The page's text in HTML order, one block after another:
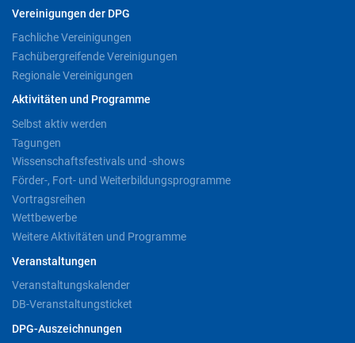
Vereinigungen der DPG
Fachliche Vereinigungen
Fachübergreifende Vereinigungen
Regionale Vereinigungen
Aktivitäten und Programme
Selbst aktiv werden
Tagungen
Wissenschaftsfestivals und -shows
Förder-, Fort- und Weiterbildungsprogramme
Vortragsreihen
Wettbewerbe
Weitere Aktivitäten und Programme
Veranstaltungen
Veranstaltungskalender
DB-Veranstaltungsticket
DPG-Auszeichnungen